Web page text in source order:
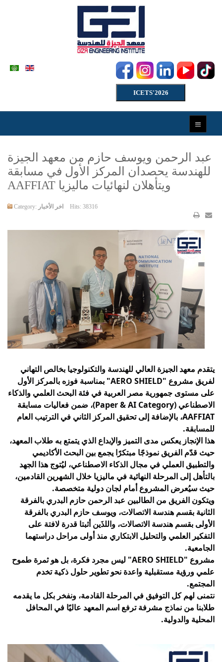
ICETS'2026
عبد الرحمن ويوسف حازم من معهد الجيزة
للهندسة يحصدان المركز الأول في مسابقة
AAFFIAT ويتأهلان لنهائيات ماليزيا
Category: اخر الأخبار Hits: 38316
للمسابقة.
حيث سيُعرض المشروع أمام لجان دولية متخصصة.
الجامعية.
المجتمع.
المحلية والدولية.